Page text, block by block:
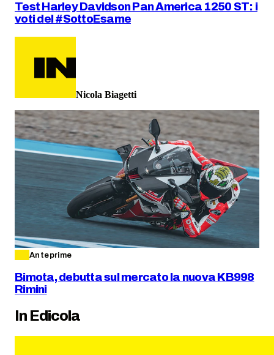
Test Harley Davidson Pan America 1250 ST: i
voti del #SottoEsame
Nicola Biagetti
Anteprime
Bimota, debutta sul mercato la nuova KB998
Rimini
In Edicola